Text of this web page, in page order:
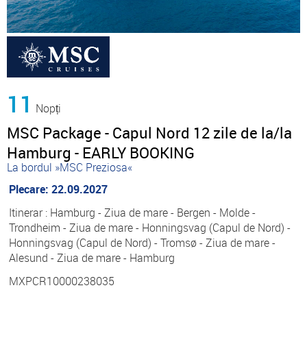
11 Nopți
MSC Package - Capul Nord 12 zile de la/la
Hamburg - EARLY BOOKING
La bordul »MSC Preziosa«
Plecare: 22.09.2027
Itinerar : Hamburg - Ziua de mare - Bergen - Molde -
Trondheim - Ziua de mare - Honningsvag (Capul de Nord) -
Honningsvag (Capul de Nord) - Tromsø - Ziua de mare -
Alesund - Ziua de mare - Hamburg
MXPCR10000238035